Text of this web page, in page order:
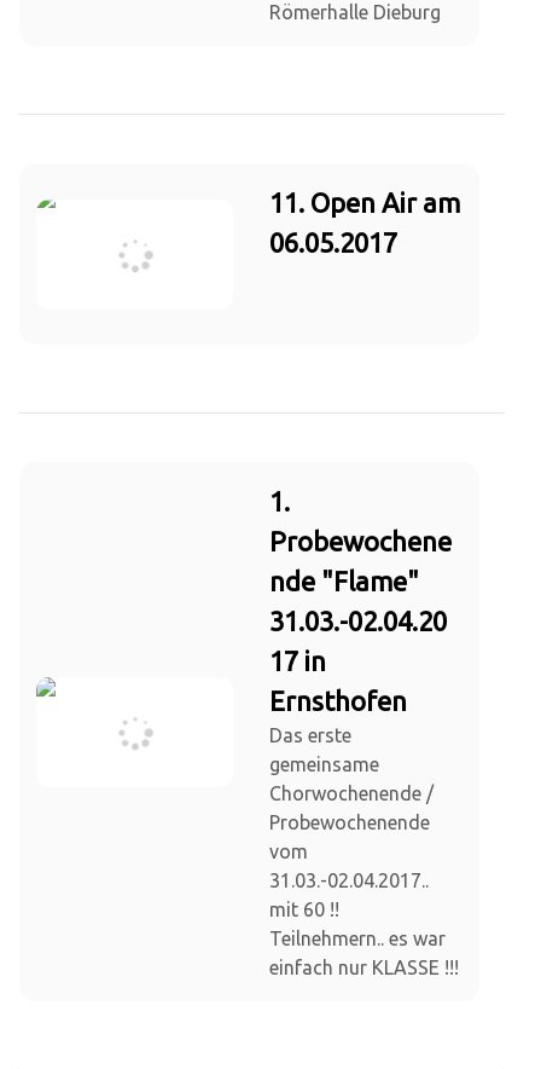
Römerhalle Dieburg
11. Open Air am
06.05.2017
1.
Probewochene
nde "Flame"
31.03.-02.04.20
17 in
Ernsthofen
Das erste
gemeinsame
Chorwochenende /
Probewochenende
vom
31.03.-02.04.2017..
mit 60 !!
Teilnehmern.. es war
einfach nur KLASSE !!!